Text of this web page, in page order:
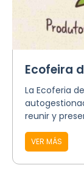
Ecofeira
La Ecoferia
reunir y
VER MÁS